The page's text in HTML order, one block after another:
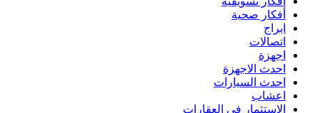
أفكار صحية
ابراج
اتصالات
اجهزة
احدث الاجهزة
احدث السيارات
اعشاب
الاستثمار في العقارات